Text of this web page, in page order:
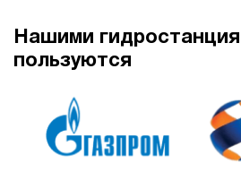
Нашими
пользуются